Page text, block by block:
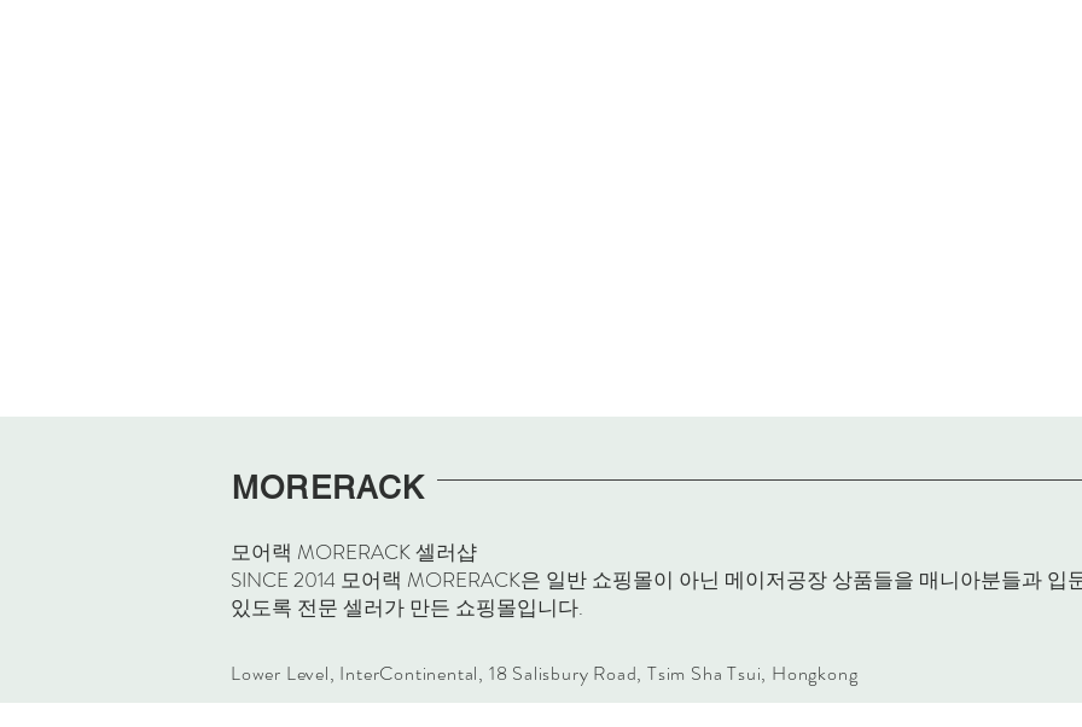
MORERACK
모어랙 MORERACK 셀러샵
SINCE 2014 모어랙 MORERACK은 일반 쇼핑몰이 아닌 메이저공장 상품들을 매니아분들과
있도록 전문 셀러가 만든 쇼핑몰입니다.
Lower Level, InterContinental, 18 Salisbury Road, Tsim Sha Tsui, Hongkong